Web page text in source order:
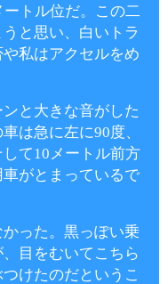
トル位だ。この二
と思い、白いトラ
私はアクセルをめ
と大きな音がした
は急に左に90度、
て10メートル前方
がとまっているで
った。黒っぽい乗
目をむいてこちら
けたのだというこ